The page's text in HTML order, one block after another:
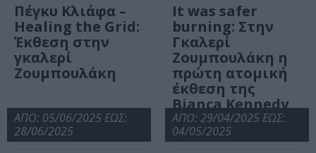
Πέγκυ Κλιάφα –
Healing the Grid:
Έκθεση στην
γκαλερί
Ζουμπουλάκη
It was safer
burning: Στην
Γκαλερί
Ζουμπουλάκη η
πρώτη ατομική
έκθεση της
Bianca Kennedy
στην Ελλάδα
ΑΠΟ: 05/06/2025 ΕΩΣ:
28/06/2025
ΑΠΟ: 29/04/2025 ΕΩΣ:
04/05/2025